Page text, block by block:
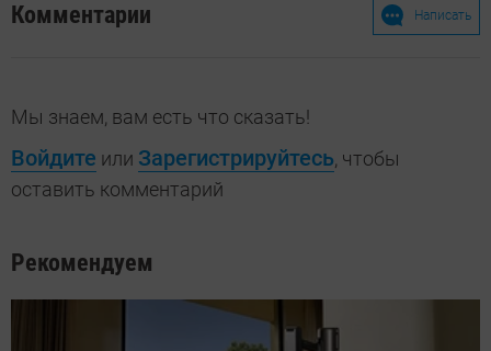
Комментарии Написать
Мы знаем, вам есть что сказать!
Войдите или Зарегистрируйтесь, чтобы
оставить комментарий
Рекомендуем